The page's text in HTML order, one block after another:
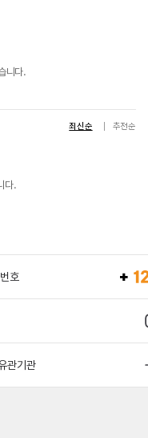
니다.
최신순 추천순
다.
호
관기관